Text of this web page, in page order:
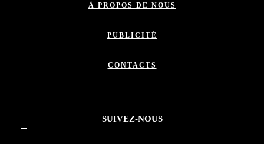
À PROPOS DE NOUS
PUBLICITÉ
CONTACTS
SUIVEZ-NOUS